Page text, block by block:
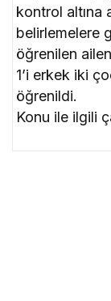
kontrol altına
belirlemelere
öğrenilen
1’i erkek iki
öğrenildi.
Konu ile ilgili